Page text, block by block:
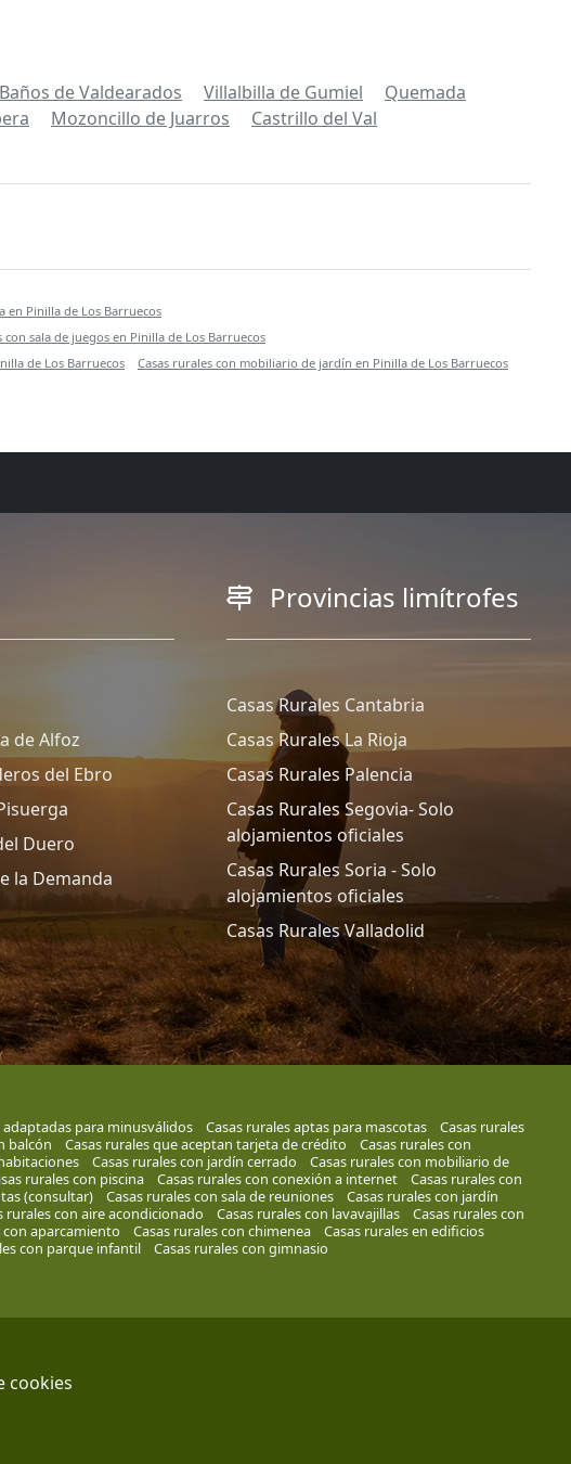
Baños de Valdearados Villalbilla de Gumiel
Quemada
Mozoncillo de Juarros
Castrillo del Val
en Pinilla de Los Barruecos
con sala de juegos en Pinilla de Los Barruecos
de Los Barruecos
Casas rurales con mobiliario de jardín en Pinilla de Los Barruecos
de Alfoz
del Ebro
Duero
la Demanda
Provincias limítrofes
Casas Rurales Cantabria
Casas Rurales La Rioja
Casas Rurales Palencia
Casas Rurales Segovia- Solo
alojamientos oficiales
Casas Rurales Soria - Solo
alojamientos oficiales
Casas Rurales Valladolid
adaptadas para minusválidos Casas rurales aptas para mascotas
Casas rurales
balcón Casas rurales que aceptan tarjeta de crédito
Casas rurales con
Casas rurales con jardín cerrado
Casas rurales con mobiliario de
rurales con piscina Casas rurales con conexión a internet
Casas rurales con
(consultar) Casas rurales con sala de reuniones
Casas rurales con jardín
rurales con aire acondicionado Casas rurales con lavavajillas
Casas rurales con
con aparcamiento Casas rurales con chimenea
Casas rurales en edificios
con parque infantil Casas rurales con gimnasio
cookies